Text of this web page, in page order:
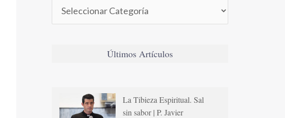
Últimos Artículos
La Tibieza Espiritual. Sal
sin sabor | P. Javier